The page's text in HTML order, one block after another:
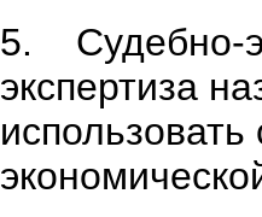
5. Судебно-
экспертиза